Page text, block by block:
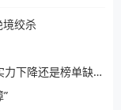
境绞杀
2026世界杯百大球星榜：C罗仅列第25，是实力下降还是榜单缺乏公信力？